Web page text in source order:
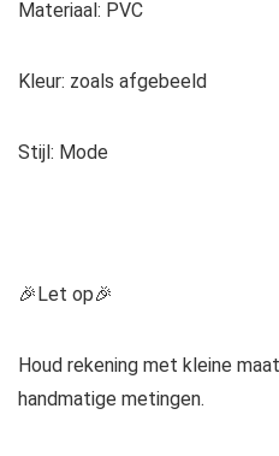
Materiaal: PVC
Kleur: zoals afgebeeld
Stijl: Mode
🎉Let op🎉
Houd rekening met kleine
handmatige metingen.